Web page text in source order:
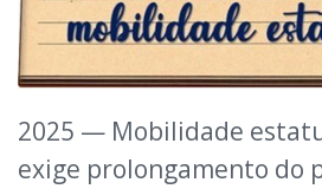
2025 — Mobilidade
exige prolongamento do